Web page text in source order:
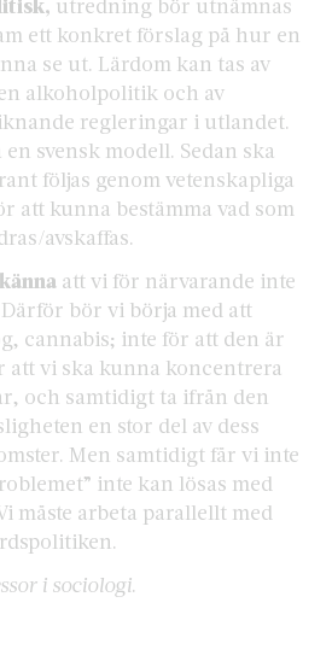
ett konkret förslag på hur en
se ut. Lärdom kan tas av
alkoholpolitik och av
regleringar i utlandet.
svensk modell. Sedan ska
följas genom vetenskapliga
att kunna bestämma vad som
avskaffas.
att vi för närvarande inte
bör vi börja med att
cannabis; inte för att den är
vi ska kunna koncentrera
och samtidigt ta ifrån den
en stor del av dess
Men samtidigt får vi inte
inte kan lösas med
måste arbeta parallellt med
i sociologi.